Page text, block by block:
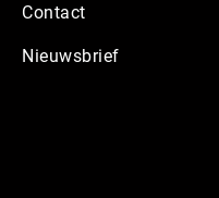
Contact
Nieuwsbrief